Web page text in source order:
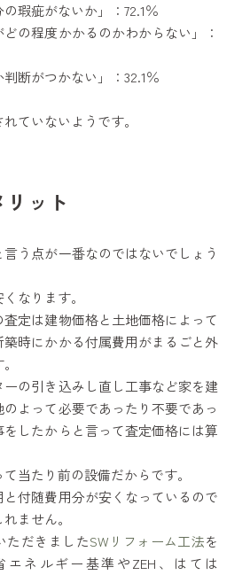
の瑕疵がないか」：72.1％
どの程度かかるのかわからない」：
判断がつかない」：32.1％
ていないようです。
ット
う点が一番なのではないでしょう
なります。
定は建物価格と土地価格によって
時にかかる付属費用がまるごと外
の引き込みし直し工事など家を建
よって必要であったり不要であっ
したからと言って査定価格には算
当たり前の設備だからです。
付随費用分が安くなっているので
ません。
ただきましたSWリフォーム工法を
ネルギー基準やZEH、はては